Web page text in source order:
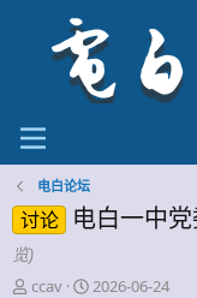
电白论坛
讨论 电白一中
览)
主
ccav
开
2026-06-24